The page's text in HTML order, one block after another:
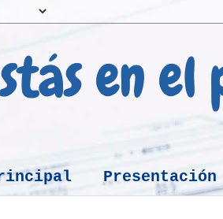
en el
Presentación